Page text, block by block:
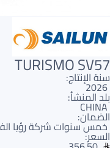
TURISMO SV57
سنة الإنتاج:
2026
بلد المنشأ:
CHINA
الضمان:
خمس سنوات شركة رؤيا
السعر: